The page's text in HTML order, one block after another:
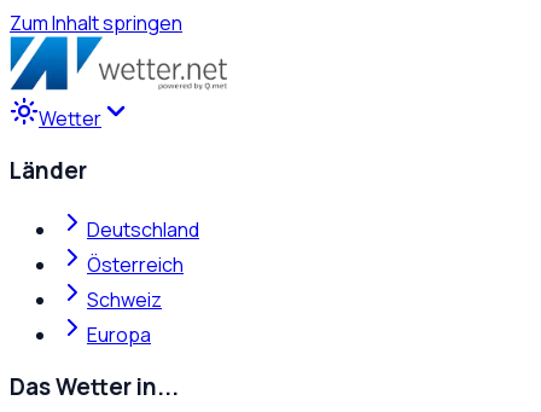
Zum Inhalt springen
Wetter
Länder
Deutschland
Österreich
Schweiz
Europa
Das Wetter in...